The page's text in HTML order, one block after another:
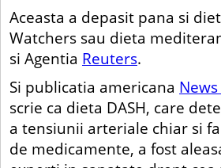
Aceasta a depasit pana si
Watchers sau dieta
si Agentia Reuters.
Si publicatia americana
scrie ca dieta DASH, care
a tensiunii arteriale chiar si
de medicamente, a fost